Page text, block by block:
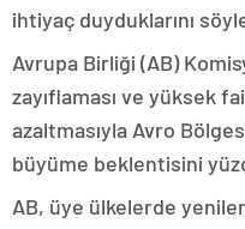
ihtiyaç duyduklarını
Avrupa Birliği (AB)
zayıflaması ve yüksek
azaltmasıyla Avro
büyüme beklentisini
AB, üye ülkelerde